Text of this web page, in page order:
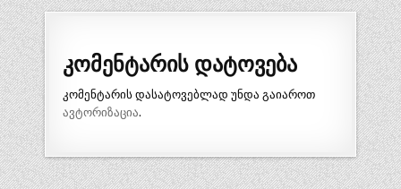
კომენტარის დატოვება
კომენტარის დასატოვებლად უნდა გაიაროთ
ავტორიზაცია.